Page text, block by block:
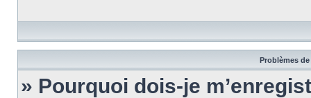
Problèmes
» Pourquoi dois-je